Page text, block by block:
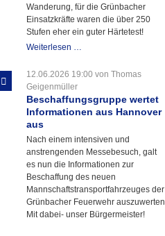
Wanderung, für die Grünbacher
Einsatzkräfte waren die über 250
Stufen eher ein guter Härtetest!
Weiterlesen …
ihre
12.06.2026 19:00 von Thomas
Geigenmüller
Beschaffungsgruppe wertet
Informationen aus Hannover
aus
Nach einem intensiven und
anstrengenden Messebesuch, galt
es nun die Informationen zur
Beschaffung des neuen
Mannschaftstransportfahrzeuges der
Grünbacher Feuerwehr auszuwerten.
Mit dabei- unser Bürgermeister!